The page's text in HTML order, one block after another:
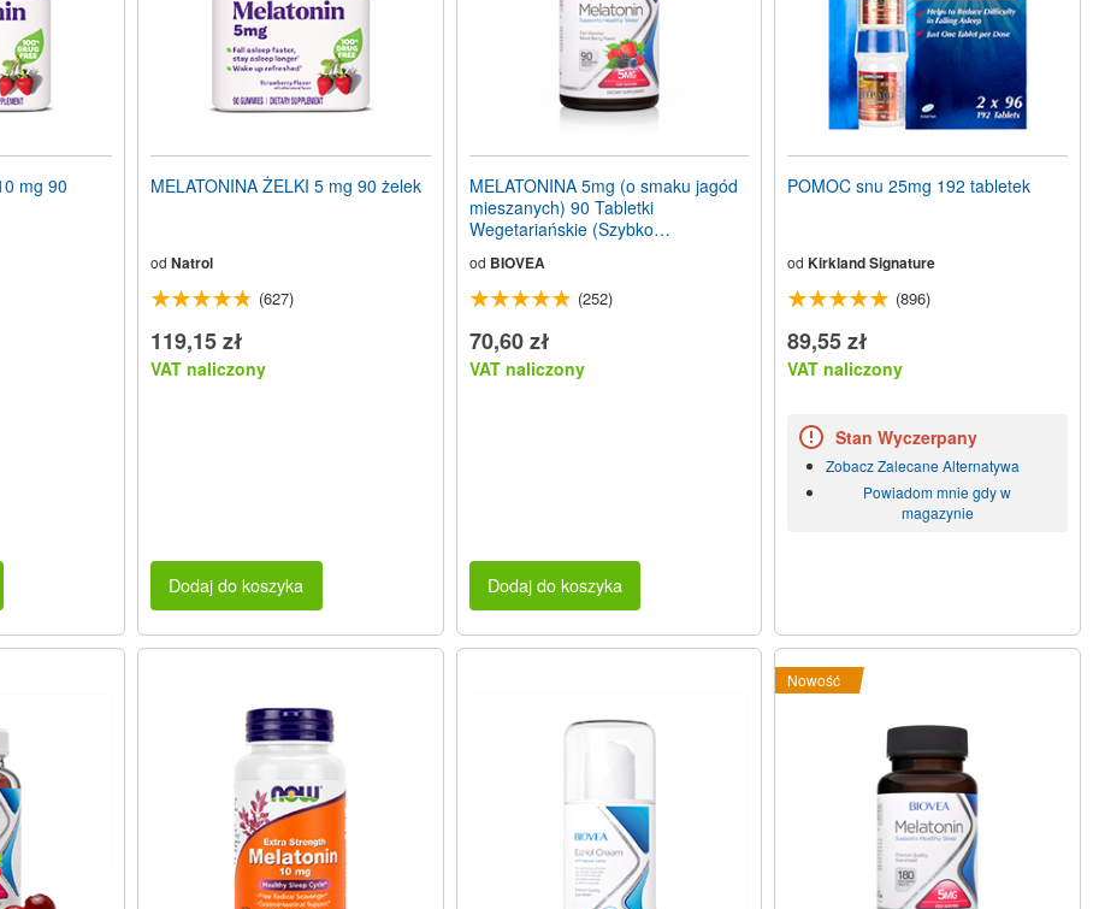
mg 90
MELATONINA ŻELKI 5 mg 90 żelek
od Natrol
(627)
119,15 zł
VAT naliczony
Dodaj do koszyka
MELATONINA 5mg (o smaku jagód
mieszanych) 90 Tabletki
Wegetariańskie (Szybko
od BIOVEA
(252)
70,60 zł
VAT naliczony
Dodaj do koszyka
POMOC snu 25mg 192 tabletek
od Kirkland Signature
(896)
89,55 zł
VAT naliczony
Stan Wyczerpany
Zobacz Zalecane Alternatywa
Powiadom mnie gdy w
magazynie
Nowość